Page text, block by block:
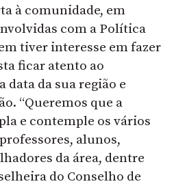
à comunidade, em
com a Política
tiver interesse em fazer
ficar atento ao
da sua região e
“Queremos que a
e contemple os vários
alunos,
da área, dentre
do Conselho de